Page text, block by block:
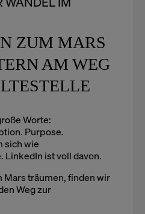
ZUM MARS
AM WEG
Worte:
Purpose.
sich wie
LinkedIn ist voll davon.
Mars träumen, finden wir
Weg zur